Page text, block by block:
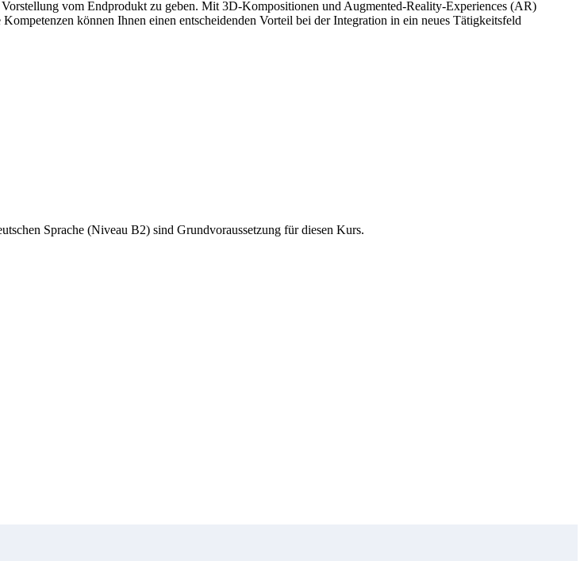
vom Endprodukt zu geben. Mit 3D-Kompositionen und Augmented-Reality-Experiences (AR)
können Ihnen einen entscheidenden Vorteil bei der Integration in ein neues Tätigkeitsfeld
Sprache (Niveau B2) sind Grundvoraussetzung für diesen Kurs.